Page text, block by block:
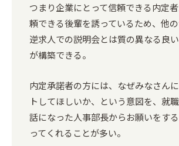
つまり企業にとって信頼できる内定
頼できる後輩を誘っているため、他
逆求人での説明会とは質の異なる良
が構築できる。
内定承諾者の方には、なぜみなさん
トしてほしいか、という意図を、就
話になった人事部長からお願いをす
ってくれることが多い。